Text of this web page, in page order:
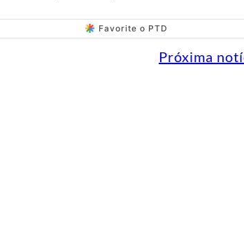
Favorite o PTD
Próxima